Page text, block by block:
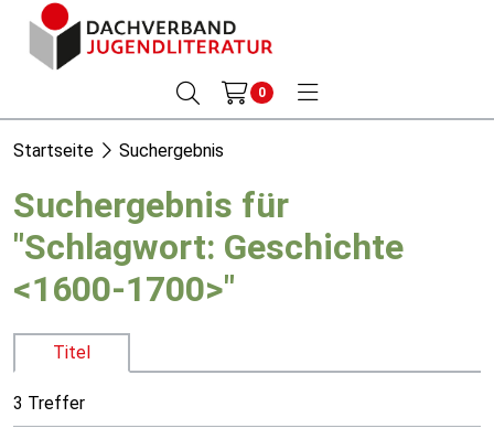
0
Startseite Suchergebnis
Suchergebnis für
"Schlagwort: Geschichte
<1600-1700>"
Titel
3 Treffer